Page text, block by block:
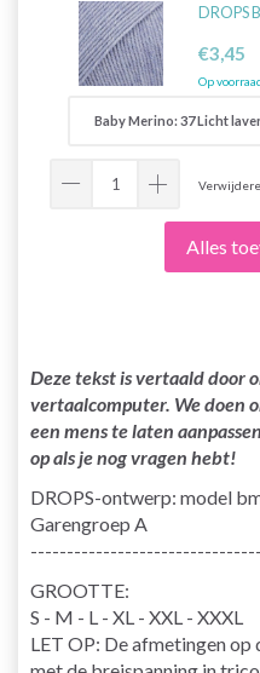
DROPS
€3,45
Op
Alles
Deze tekst is vertaald door
vertaalcomputer. We doen
een mens te laten
op als je nog vragen hebt!
DROPS-ontwerp: model
Garengroep A
GROOTTE:
S - M - L - XL - XXL - XXXL
LET OP: De afmetingen op